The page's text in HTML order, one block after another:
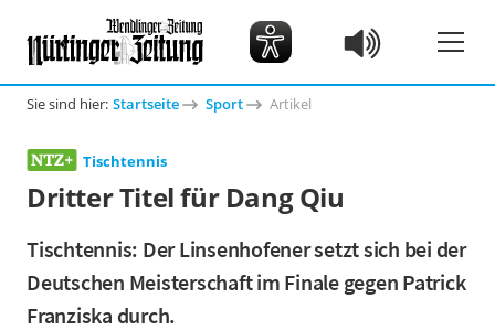
Sie sind hier: Startseite Sport Artikel
Tischtennis
Dritter Titel für Dang Qiu
Tischtennis: Der Linsenhofener setzt sich bei der
Deutschen Meisterschaft im Finale gegen Patrick
Franziska durch.